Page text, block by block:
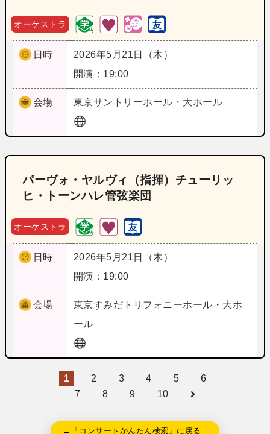
オーケストラ
日時
2026年5月21日（木）
開演：19:00
会場 東京サントリーホール・大ホール
パーヴォ・ヤルヴィ（指揮）チューリッ
ヒ・トーンハレ管弦楽団
オーケストラ
日時
2026年5月21日（木）
開演：19:00
会場 東京すみだトリフォニーホール・大ホ
ール
1 2 3 4 5
6
7
8 9 10
←「コンサートかんたん検索」に戻る